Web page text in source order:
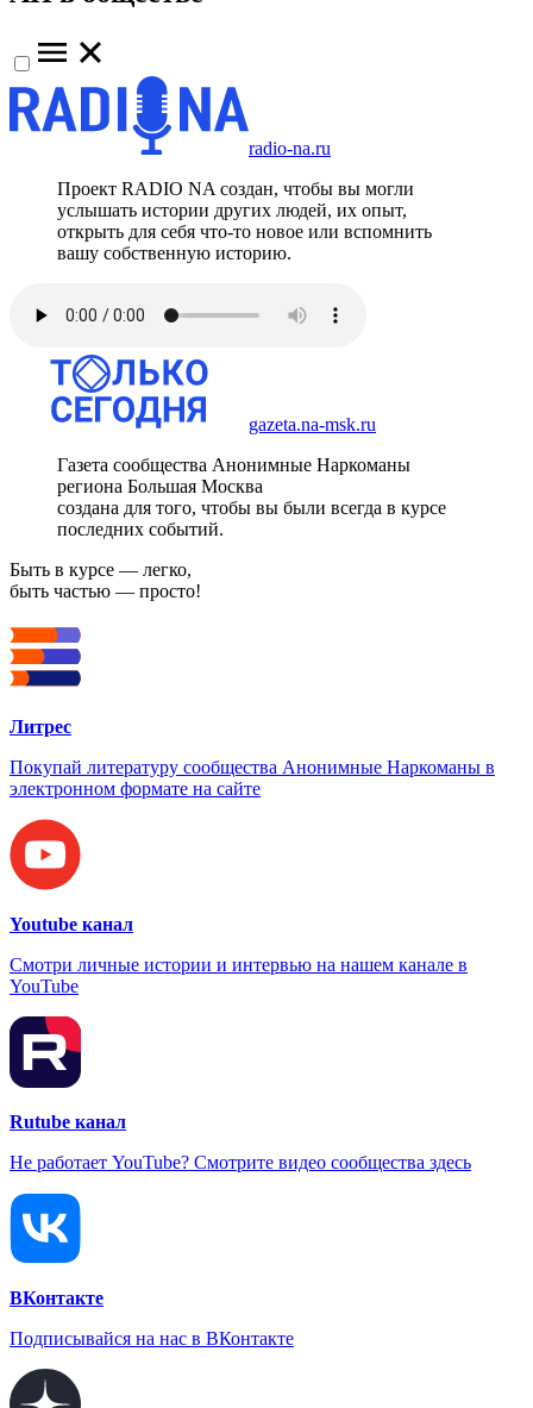
radio-na.ru
Проект RADIO NA создан, чтобы вы могли
услышать истории других людей, их опыт,
открыть для себя что-то новое или вспомнить
вашу собственную историю.
gazeta.na-msk.ru
Газета сообщества Анонимные Наркоманы
региона Большая Москва
создана для того, чтобы вы были всегда в курсе
последних событий.
Быть в курсе — легко,
быть частью — просто!
Литрес
Покупай литературу сообщества Анонимные Наркоманы в
электронном формате на сайте
Youtube канал
Смотри личные истории и интервью на нашем канале в
YouTube
Rutube канал
Не работает YouTube? Смотрите видео сообщества здесь
ВКонтакте
Подписывайся на нас в ВКонтакте